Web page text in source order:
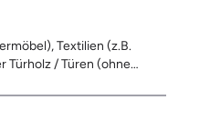
Textilien (z.B.
Türholz / Türen (ohne
Sonstiger